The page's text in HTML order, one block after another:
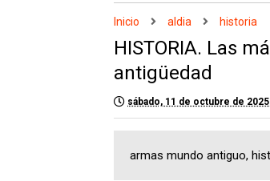
Inicio aldia historia
HISTORIA. Las
antigüedad
sábado, 11 de octubre de 2025
armas mundo antiguo,